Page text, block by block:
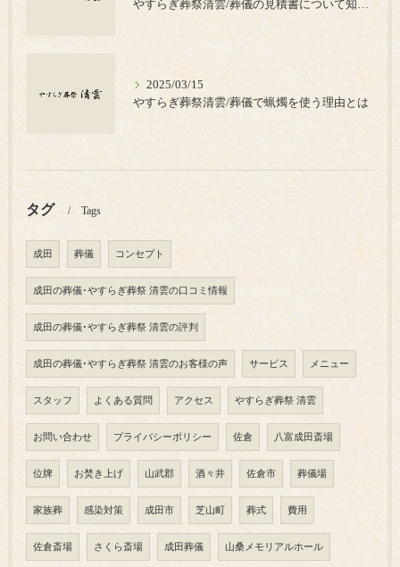
やすらぎ葬祭清雲/葬儀の見積書について知っておきたいポイント
2025/03/15
やすらぎ葬祭清雲/葬儀で蝋燭を使う理由とは
タグ Tags
成田 葬儀 コンセプト
成田の葬儀･やすらぎ葬祭 清雲の口コミ情報
成田の葬儀･やすらぎ葬祭 清雲の評判
成田の葬儀･やすらぎ葬祭 清雲のお客様の声 サービス メニュー
スタッフ よくある質問 アクセス やすらぎ葬祭 清雲
お問い合わせ プライバシーポリシー 佐倉 八富成田斎場
位牌 お焚き上げ 山武郡 酒々井 佐倉市 葬儀場
家族葬 感染対策 成田市 芝山町 葬式 費用
佐倉斎場 さくら斎場 成田葬儀 山桑メモリアルホール